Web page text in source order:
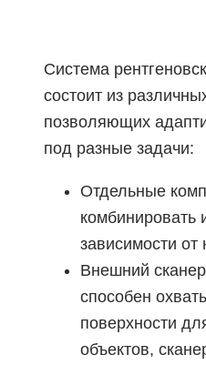
Система
состоит из
позволяющих
под разные задачи:
Отдельные
комбинировать
зависимости от
Внешний
способен
поверхности
объектов,